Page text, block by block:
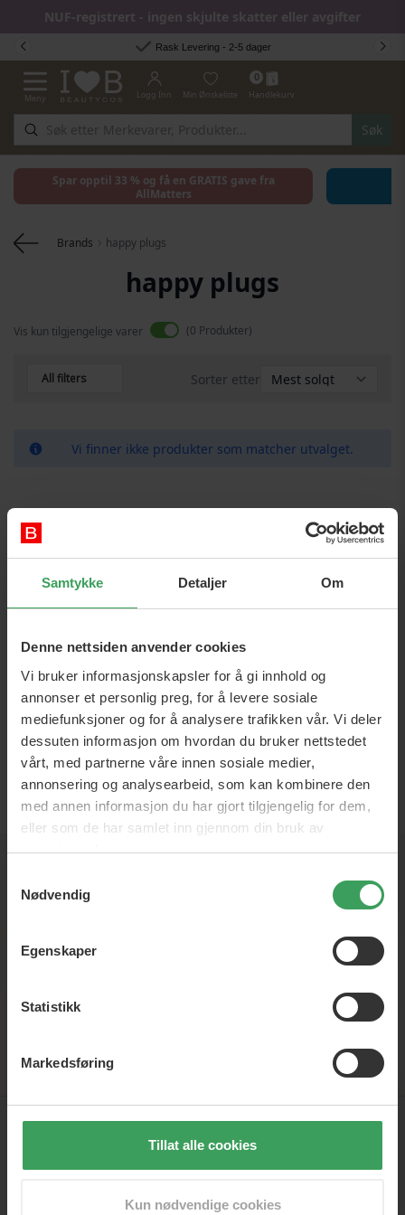
Samtykke Detaljer Om
Denne nettsiden anvender cookies
Vi bruker informasjonskapsler for å gi innhold og
annonser et personlig preg, for å levere sosiale
mediefunksjoner og for å analysere trafikken vår. Vi deler
dessuten informasjon om hvordan du bruker nettstedet
vårt, med partnerne våre innen sosiale medier,
annonsering og analysearbeid, som kan kombinere den
med annen informasjon du har gjort tilgjengelig for dem,
eller som de har samlet inn gjennom din bruk av
tjenestene deres.
Nødvendig
Egenskaper
Statistikk
Markedsføring
Tillat alle cookies
Kun nødvendige cookies
NUF-registrert - ingen skjulte skatter eller avgifter
Hopp til innhold
Rask Levering - 2-5 dager
Toggle Nav
Meny
Søk
Logg Inn Min Ønskeliste
0
Handlekurv
Spar opptil 33 % og få en GRATIS gave fra
AllMatters
Brands happy plugs
happy plugs
Vis kun tilgjengelige varer 0 Produkter
All filters Sorter etter
Vi finner ikke produkter som matcher utvalget.
NOK
FAQ